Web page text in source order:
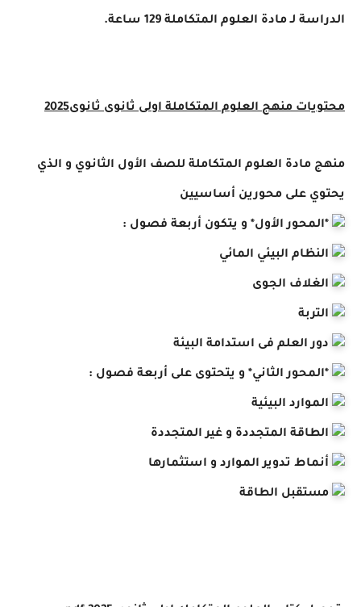
لـ مادة العلوم المتكاملة 129 ساعة.
منهج العلوم المتكاملة اولى ثانوى ثانوى2025
مادة العلوم المتكاملة للصف الأول الثانوي و الذي
على محورين أساسيين
الأول* و يتكون أربعة فصول :
البيئي المائي
الجوى
العلم فى استدامة البيئة
الثاني* و يتحتوى على أربعة فصول :
البيئية
المتجددة و غير المتجددة
تدوير الموارد و استثمارها
الطاقة